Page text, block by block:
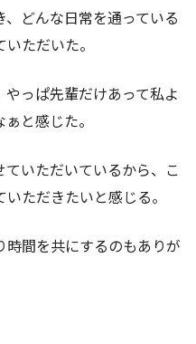
どんな日常を通っている
ただいた。
っぱ先輩だけあって私よ
と感じた。
いただいているから、こ
ただきたいと感じる。
間を共にするのもありが